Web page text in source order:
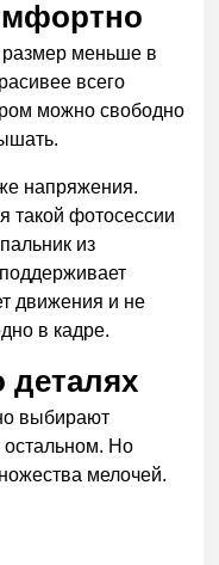
размер меньше в
всего
можно свободно
напряжения.
такой фотосессии
из
движения и не
в кадре.
деталях
выбирают
остальном. Но
мелочей.